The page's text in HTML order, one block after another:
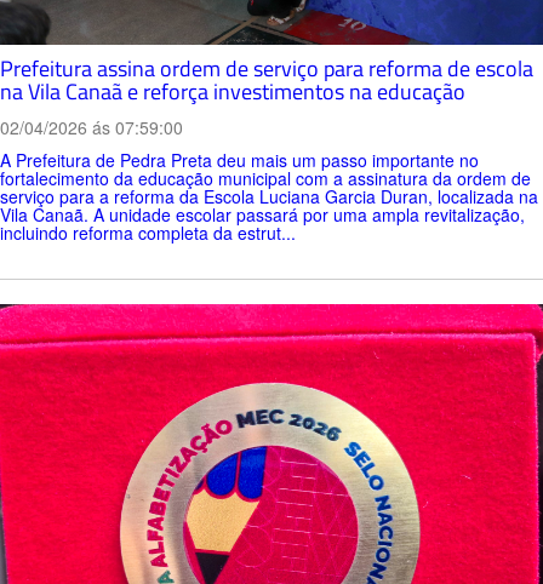
Prefeitura assina ordem de serviço para reforma de escola
na Vila Canaã e reforça investimentos na educação
02/04/2026 ás 07:59:00
A Prefeitura de Pedra Preta deu mais um passo importante no
fortalecimento da educação municipal com a assinatura da ordem de
serviço para a reforma da Escola Luciana Garcia Duran, localizada na
Vila Canaã. A unidade escolar passará por uma ampla revitalização,
incluindo reforma completa da estrut...